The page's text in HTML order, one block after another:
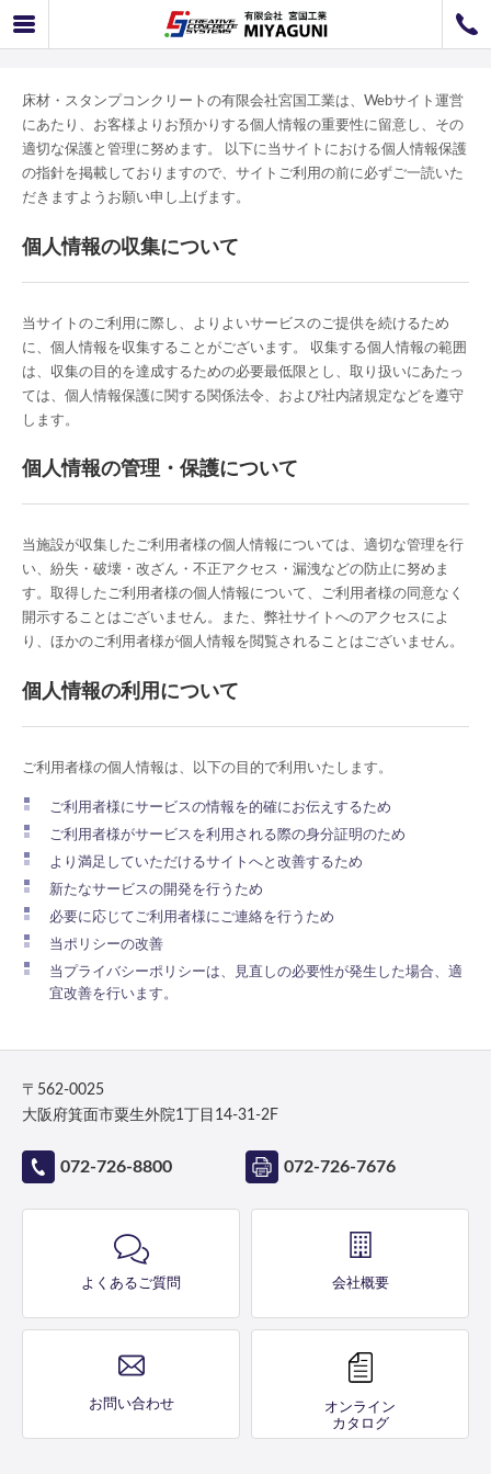
お問い合わせ 工事のお見積もり
プライバシーポリシー
床材・スタンプコンクリートの有限会社宮国工業は、Webサイト運営
にあたり、お客様よりお預かりする個人情報の重要性に留意し、その
適切な保護と管理に努めます。 以下に当サイトにおける個人情報保護
の指針を掲載しておりますので、サイトご利用の前に必ずご一読いた
だきますようお願い申し上げます。
個人情報の収集について
当サイトのご利用に際し、よりよいサービスのご提供を続けるため
に、個人情報を収集することがございます。 収集する個人情報の範囲
は、収集の目的を達成するための必要最低限とし、取り扱いにあたっ
ては、個人情報保護に関する関係法令、および社内諸規定などを遵守
します。
個人情報の管理・保護について
当施設が収集したご利用者様の個人情報については、適切な管理を行
い、紛失・破壊・改ざん・不正アクセス・漏洩などの防止に努めま
す。取得したご利用者様の個人情報について、ご利用者様の同意なく
開示することはございません。また、弊社サイトへのアクセスによ
り、ほかのご利用者様が個人情報を閲覧されることはございません。
個人情報の利用について
ご利用者様の個人情報は、以下の目的で利用いたします。
ご利用者様にサービスの情報を的確にお伝えするため
ご利用者様がサービスを利用される際の身分証明のため
より満足していただけるサイトへと改善するため
新たなサービスの開発を行うため
必要に応じてご利用者様にご連絡を行うため
当ポリシーの改善
当プライバシーポリシーは、見直しの必要性が発生した場合、適
宜改善を行います。
〒562-0025
大阪府箕面市粟生外院1丁目14-31-2F
072-726-8800 072-726-7676
よくあるご質問 会社概要
お問い合わせ
オンライン
カタログ